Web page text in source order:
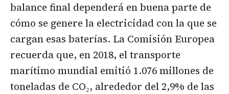
balance final dependerá en buena parte de
cómo se genere la electricidad con la que se
cargan esas baterías. La Comisión Europea
recuerda que, en 2018, el transporte
marítimo mundial emitió 1.076 millones de
toneladas de CO₂, alrededor del 2,9% de las